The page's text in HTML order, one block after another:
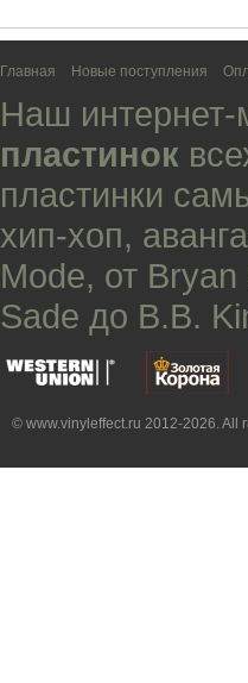
Главная Новые поступления
Наш интернет-
пластинок
пластинки
хип-хоп,
Mode, от Bryan
Sade до B.B.
© www.vinyleffect.ru 2012-2026. All